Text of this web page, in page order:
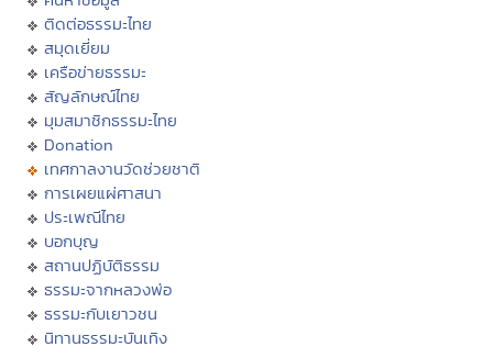
ติดต่อธรรมะไทย
สมุดเยี่ยม
เครือข่ายธรรมะ
สัญลักษณ์ไทย
มุมสมาชิกธรรมะไทย
Donation
เทศกาลงานวัดช่วยชาติ
การเผยแผ่ศาสนา
ประเพณีไทย
บอกบุญ
สถานปฏิบัติธรรม
ธรรมะจากหลวงพ่อ
ธรรมะกับเยาวชน
นิทานธรรมะบันเทิง